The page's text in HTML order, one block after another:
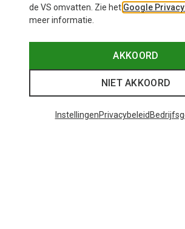
37 van 37 producten
de VS omvatten. Zie het Google
meer informatie.
AKKOORD
NIET AKKOORD
InstellingenPrivacybeleid